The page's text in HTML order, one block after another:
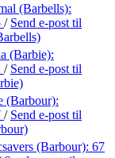
(Barbells):
/ Send e-post til
(Barbie):
/ Send e-post til
(Barbour):
/ Send e-post til
(Barbour): 67